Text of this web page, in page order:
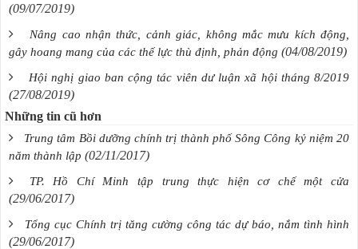
(09/07/2019)
Nâng cao nhận thức, cảnh giác, không mắc mưu kích động,
gây hoang mang của các thế lực thù định, phản động (04/08/2019)
Hội nghị giao ban cộng tác viên dư luận xã hội tháng 8/2019
(27/08/2019)
Những tin cũ hơn
Trung tâm Bồi dưỡng chính trị thành phố Sông Công kỷ niệm 20
năm thành lập (02/11/2017)
TP. Hồ Chí Minh tập trung thực hiện cơ chế một cửa
(29/06/2017)
Tổng cục Chính trị tăng cường công tác dự báo, nắm tình hình
(29/06/2017)